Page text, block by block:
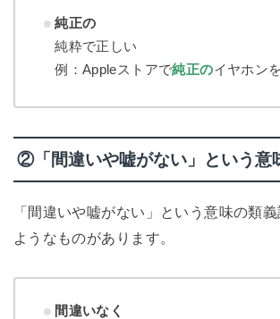
純正の
純粋で正しい
例：Appleストアで純正のイヤホン
②「間違いや嘘がない」という意
「間違いや嘘がない」という意味の類
ようなものがあります。
間違いなく